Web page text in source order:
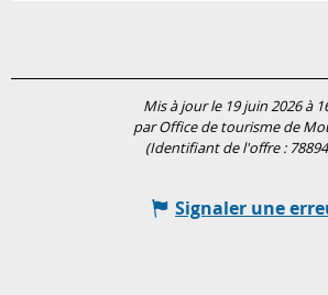
Mis à jour le 19 juin 2026 à
par Office de tourisme de
(Identifiant de l'offre :
Signaler une